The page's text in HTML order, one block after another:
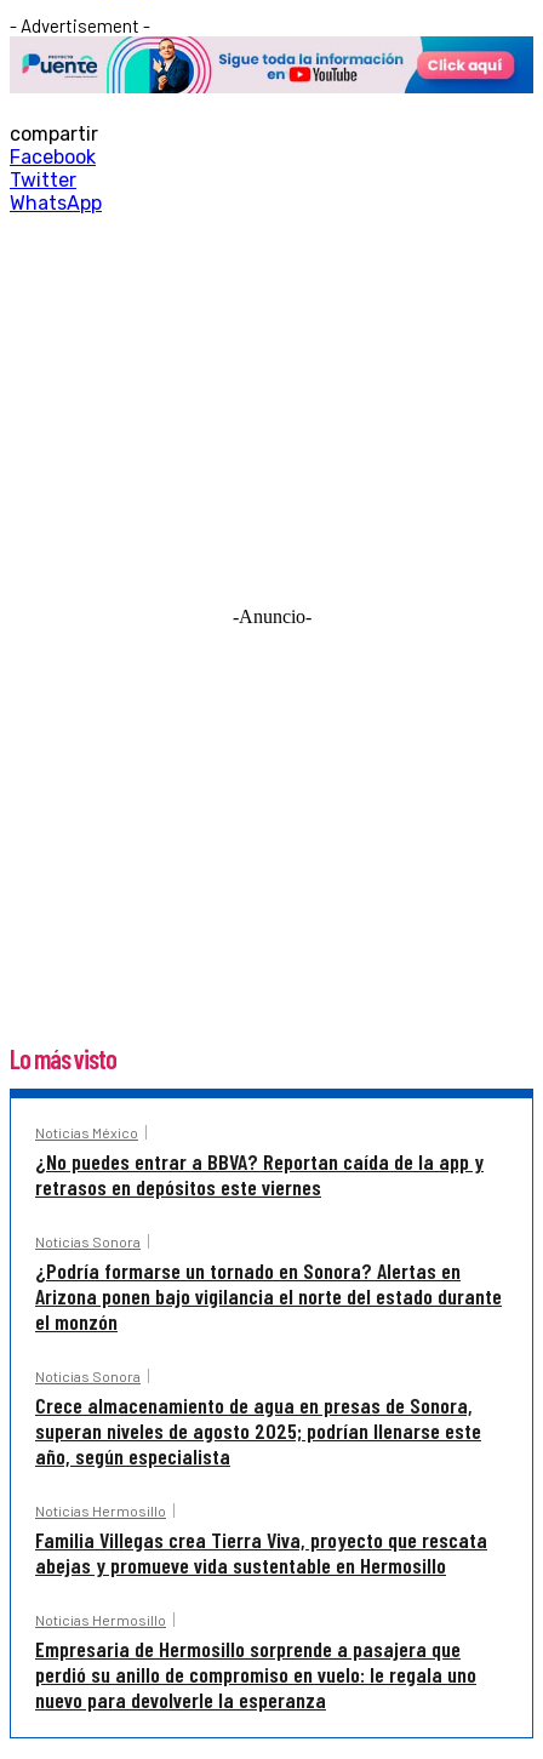
- Advertisement -
compartir
Facebook
Twitter
WhatsApp
-Anuncio-
Lo más visto
Noticias México
¿No puedes entrar a BBVA? Reportan caída de la app y
retrasos en depósitos este viernes
Noticias Sonora
¿Podría formarse un tornado en Sonora? Alertas en
Arizona ponen bajo vigilancia el norte del estado durante
el monzón
Noticias Sonora
Crece almacenamiento de agua en presas de Sonora,
superan niveles de agosto 2025; podrían llenarse este
año, según especialista
Noticias Hermosillo
Familia Villegas crea Tierra Viva, proyecto que rescata
abejas y promueve vida sustentable en Hermosillo
Noticias Hermosillo
Empresaria de Hermosillo sorprende a pasajera que
perdió su anillo de compromiso en vuelo: le regala uno
nuevo para devolverle la esperanza